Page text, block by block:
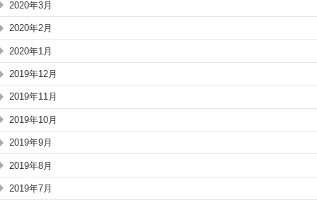
2020年3月
2020年2月
2020年1月
2019年12月
2019年11月
2019年10月
2019年9月
2019年8月
2019年7月